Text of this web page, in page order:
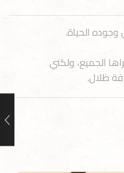
الحياة.
الجميع، ولكني
ظلال.